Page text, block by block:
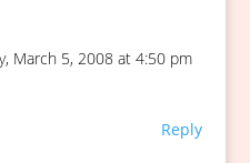
March 5, 2008 at 4:50 pm
Reply